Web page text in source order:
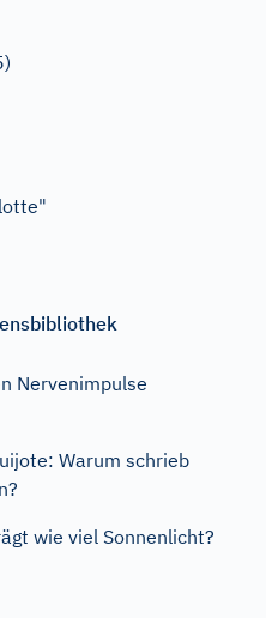
Nervenimpulse
Warum schrieb
wie viel Sonnenlicht?